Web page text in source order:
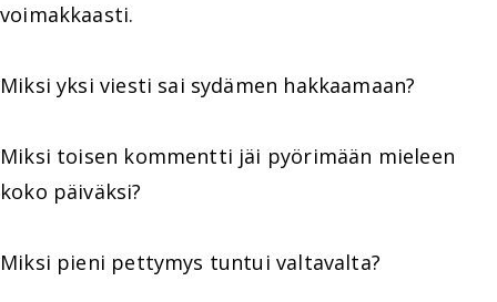
voimakkaasti.
Miksi yksi viesti sai sydämen hakkaamaan?
Miksi toisen kommentti jäi pyörimään mieleen
koko päiväksi?
Miksi pieni pettymys tuntui valtavalta?